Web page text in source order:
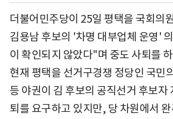
더불어민주당이 25일 평택을 국회의
김용남 후보의 '차명 대부업체 운영'
이 확인되지 않았다"며 중도 사퇴를
현재 평택을 선거구경쟁 정당인 국민
등 야권이 김 후보의 공직선거 후보자
퇴를 요구하고 있지만, 당 차원에서